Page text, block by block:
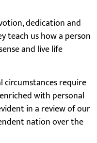
dedication and
teach us how a person
and live life
circumstances require
with personal
in a review of our
nation over the